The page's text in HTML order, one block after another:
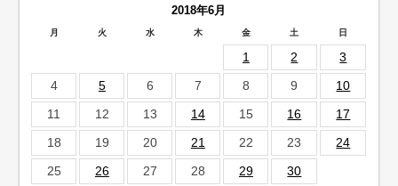
2018年6月
月 火 水 木 金 土 日
1 2
3
4
5 6 7 8 9
10
11
12 13 14 15 16
17
18
19 20 21 22 23
24
25
26 27 28 29
30